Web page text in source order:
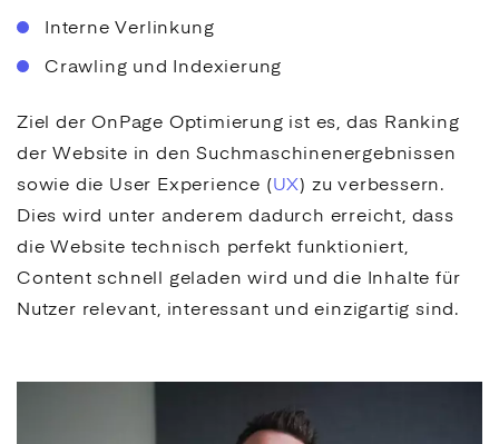
Interne Verlinkung
Crawling und Indexierung
Ziel der OnPage Optimierung ist es, das Ranking
der Website in den Suchmaschinenergebnissen
sowie die User Experience (UX) zu verbessern.
Dies wird unter anderem dadurch erreicht, dass
die Website technisch perfekt funktioniert,
Content schnell geladen wird und die Inhalte für
Nutzer relevant, interessant und einzigartig sind.